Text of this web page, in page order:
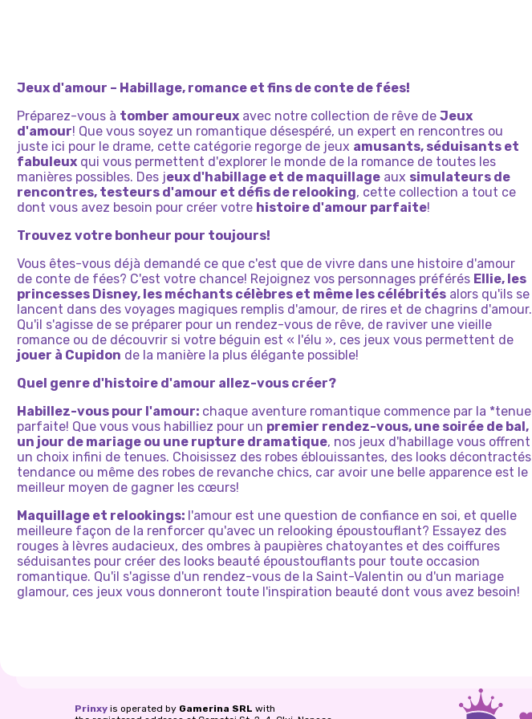
HIC
Jeux d'amour – Habillage, romance et fins de conte de fées!
Préparez-vous à tomber amoureux avec notre collection de rêve de Jeux
d'amour! Que vous soyez un romantique désespéré, un expert en rencontres ou
juste ici pour le drame, cette catégorie regorge de jeux amusants, séduisants et
fabuleux qui vous permettent d'explorer le monde de la romance de toutes les
manières possibles. Des jeux d'habillage et de maquillage aux simulateurs de
rencontres, testeurs d'amour et défis de relooking, cette collection a tout ce
dont vous avez besoin pour créer votre histoire d'amour parfaite!
Trouvez votre bonheur pour toujours!
Vous êtes-vous déjà demandé ce que c'est que de vivre dans une histoire d'amour
de conte de fées? C'est votre chance! Rejoignez vos personnages préférés Ellie, les
princesses Disney, les méchants célèbres et même les célébrités alors qu'ils se
lancent dans des voyages magiques remplis d'amour, de rires et de chagrins d'amour.
Qu'il s'agisse de se préparer pour un rendez-vous de rêve, de raviver une vieille
romance ou de découvrir si votre béguin est « l'élu », ces jeux vous permettent de
jouer à Cupidon de la manière la plus élégante possible!
Quel genre d'histoire d'amour allez-vous créer?
Habillez-vous pour l'amour: chaque aventure romantique commence par la *tenue
parfaite! Que vous vous habilliez pour un premier rendez-vous, une soirée de bal,
un jour de mariage ou une rupture dramatique, nos jeux d'habillage vous offrent
un choix infini de tenues. Choisissez des robes éblouissantes, des looks décontractés
tendance ou même des robes de revanche chics, car avoir une belle apparence est le
meilleur moyen de gagner les cœurs!
Maquillage et relookings: l'amour est une question de confiance en soi, et quelle
meilleure façon de la renforcer qu'avec un relooking époustouflant? Essayez des
rouges à lèvres audacieux, des ombres à paupières chatoyantes et des coiffures
séduisantes pour créer des looks beauté époustouflants pour toute occasion
romantique. Qu'il s'agisse d'un rendez-vous de la Saint-Valentin ou d'un mariage
glamour, ces jeux vous donneront toute l'inspiration beauté dont vous avez besoin!
Prinxyis operated by Gamerina SRL with